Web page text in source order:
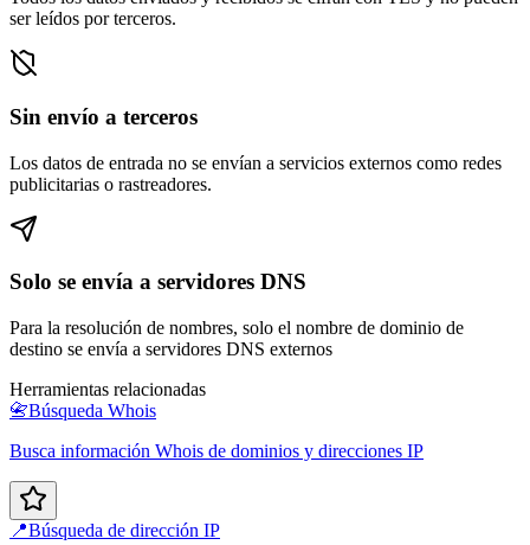
ser leídos por terceros.
Sin envío a terceros
Los datos de entrada no se envían a servicios externos como redes
publicitarias o rastreadores.
Solo se envía a servidores DNS
Para la resolución de nombres, solo el nombre de dominio de
destino se envía a servidores DNS externos
Herramientas relacionadas
📇Búsqueda Whois
Busca información Whois de dominios y direcciones IP
📍Búsqueda de dirección IP